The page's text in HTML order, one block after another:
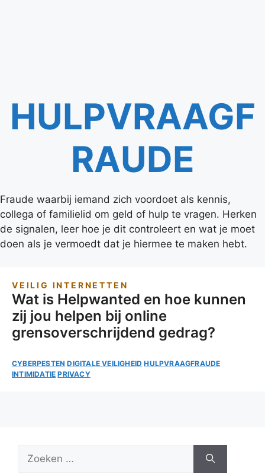
HULPVRAAGF
RAUDE
Fraude waarbij iemand zich voordoet als kennis,
collega of familielid om geld of hulp te vragen. Herken
de signalen, leer hoe je dit controleert en wat je moet
doen als je vermoedt dat je hiermee te maken hebt.
VEILIG INTERNETTEN
Wat is Helpwanted en hoe kunnen
zij jou helpen bij online
grensoverschrijdend gedrag?
CYBERPESTEN DIGITALE VEILIGHEID HULPVRAAGFRAUDE
INTIMIDATIE PRIVACY
naar: